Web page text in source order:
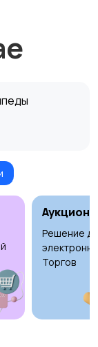
и
виды спорта
Аукционы
Решение
Торгов